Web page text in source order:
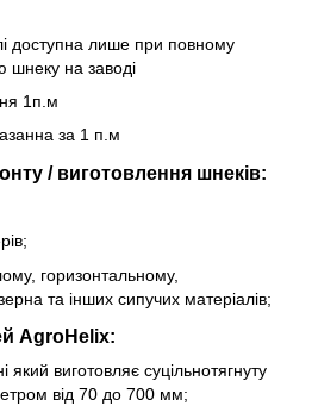
доступна лише при повному
шнеку на заводі
1п.м
за 1 п.м
/ виготовлення шнеків:
горизонтальному,
та інших сипучих матеріалів;
AgroHelix:
який виготовляє суцільнотягнуту
від 70 до 700 мм;